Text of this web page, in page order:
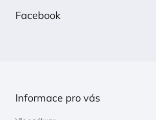
Facebook
Informace pro vás